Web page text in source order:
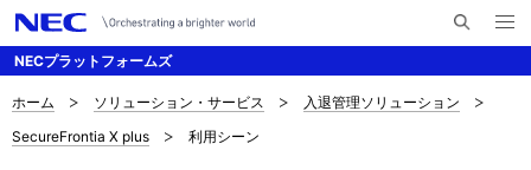
NECプラットフォームズ
メ
ニ
ナ
ビ
サ
イ
ホーム ソリューション・サービス
入退管理ソリューション
SecureFrontia X plus
利用シーン